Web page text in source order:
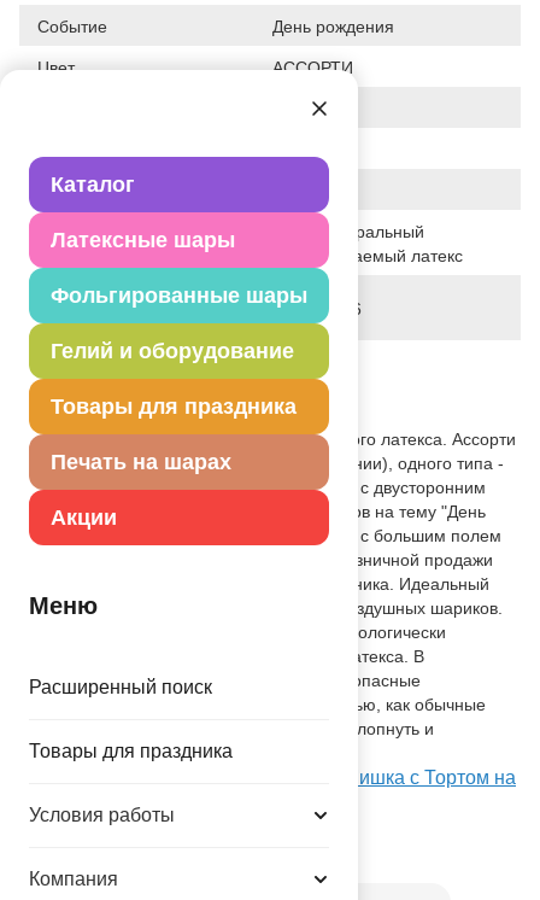
Каталог
Латексные шары
Фольгированные шары
Гелий и оборудование
Товары для праздника
Печать на шарах
Акции
Меню
Расширенный поиск
Товары для праздника
Условия работы
Компания
Событие День рождения
Цвет АССОРТИ
Общие размеры
Исходный материал
100% натуральный
биоразлагаемый латекс
Дата последнего
изменения элемента
16-07-2026
Вес 2.750 г
Описание товара
Высококачественный шар из натурального латекса. Ассорти
из 10-12 цветов (в случайном соотношении), одного типа -
пастель - матовый оттенок цвета. Шары с двусторонним
шелкографическим рисунком (5 дизайнов на тему "День
рождения" , "Мишка с Тортом" в пакете) с большим полем
печати. Идеальный ассортимент для розничной продажи
воздушных шариков и украшения праздника. Идеальный
ассортимент для розничной продажи воздушных шариков.
Воздушные шары изготавливаются из экологически
безопасного 100%-ного натурального латекса. В
окружающей среде разлагаются на безопасные
компоненты примерно с той-же скоростью, как обычные
листья деревьев. После использования лопнуть и
утилизировать как бытовой отход.
Посмотреть Шар с рисунком 12" ДР Мишка с Тортом на
Портале оптовых закупок